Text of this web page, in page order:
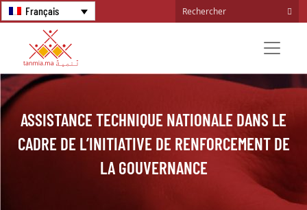
Français
ASSISTANCE TECHNIQUE NATIONALE DANS LE
CADRE DE L’INITIATIVE DE RENFORCEMENT DE
LA GOUVERNANCE